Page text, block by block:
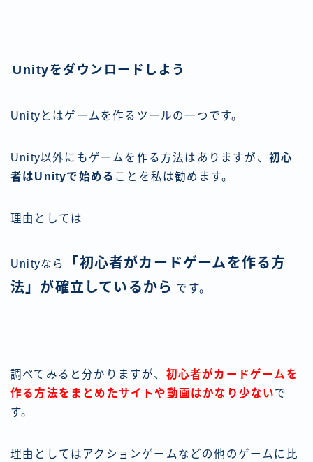
Unityをダウンロードしよう
Unityとはゲームを作るツールの一つです。
Unity以外にもゲームを作る方法はありますが、 初心
者はUnityで始める ことを私は勧めます。
理由としては
Unityなら
「初心者がカードゲームを作る方
法」が確立しているから です。
調べてみると分かりますが、 初心者がカードゲームを
作る方法をまとめたサイトや動画はかなり少ないで
す。
理由としてはアクションゲームなどの他のゲームに比